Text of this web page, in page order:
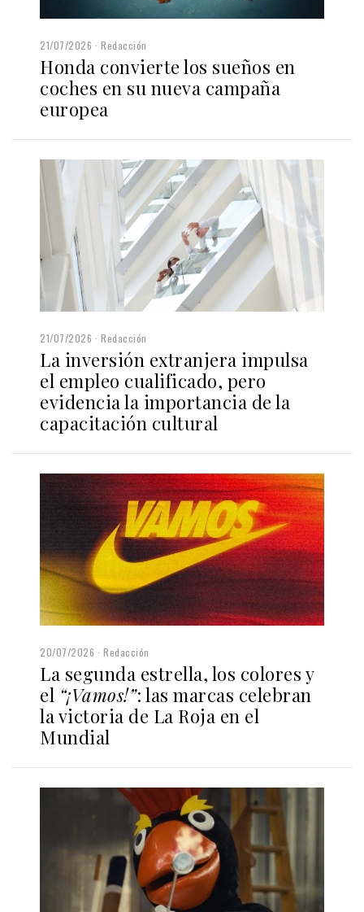
21/07/2026 Redacción
Honda convierte los sueños en
coches en su nueva campaña
europea
21/07/2026 Redacción
La inversión extranjera impulsa
el empleo cualificado, pero
evidencia la importancia de la
capacitación cultural
20/07/2026 Redacción
La segunda estrella, los colores y
el “¡Vamos!”: las marcas celebran
la victoria de La Roja en el
Mundial